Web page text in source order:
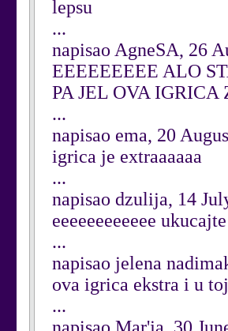
lepsu
...
napisao AgneSA, 26
EEEEEEEEE ALO
PA JEL OVA
...
napisao ema, 20
igrica je extraaaaaa
...
napisao dzulija, 14
eeeeeeeeeeee
...
napisao jelena
ova igrica ekstra i u
...